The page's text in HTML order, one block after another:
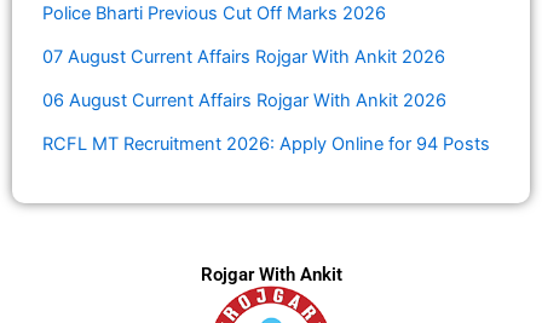
Police Bharti Previous Cut Off Marks 2026
07 August Current Affairs Rojgar With Ankit 2026
06 August Current Affairs Rojgar With Ankit 2026
RCFL MT Recruitment 2026: Apply Online for 94 Posts
Rojgar With Ankit